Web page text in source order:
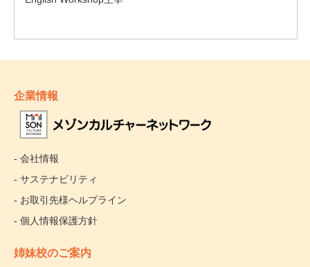
企業情報
- 会社情報
- サステナビリティ
- お取引先様ヘルプライン
- 個人情報保護方針
姉妹校のご案内